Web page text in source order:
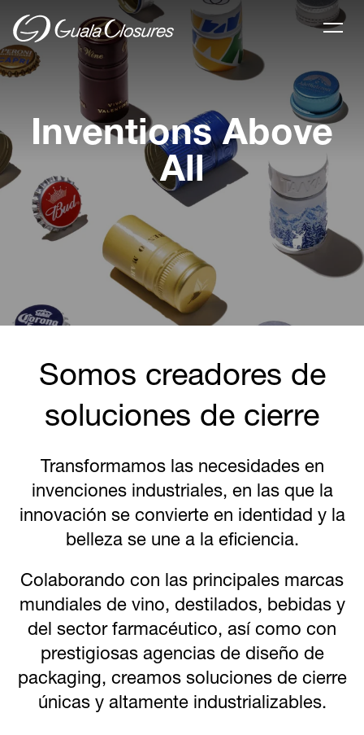
Inventions Above
All
Somos creadores de
soluciones de cierre
Transformamos las necesidades en
invenciones industriales, en las que la
innovación se convierte en identidad y la
belleza se une a la eficiencia.
Colaborando con las principales marcas
mundiales de vino, destilados, bebidas y
del sector farmacéutico, así como con
prestigiosas agencias de diseño de
packaging, creamos soluciones de cierre
únicas y altamente industrializables.